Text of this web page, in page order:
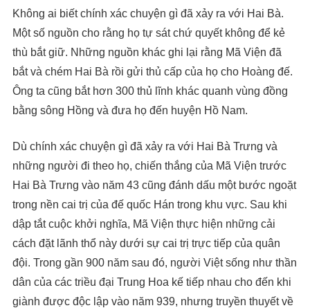
Không ai biết chính xác chuyện gì đã xảy ra với Hai Bà.
Một số nguồn cho rằng họ tự sát chứ quyết không để kẻ
thù bắt giữ. Những nguồn khác ghi lại rằng Mã Viện đã
bắt và chém Hai Bà rồi gửi thủ cấp của họ cho Hoàng đế.
Ông ta cũng bắt hơn 300 thủ lĩnh khác quanh vùng đồng
bằng sông Hồng và đưa họ đến huyện Hồ Nam.
Dù chính xác chuyện gì đã xảy ra với Hai Bà Trưng và
những người đi theo họ, chiến thắng của Mã Viện trước
Hai Bà Trưng vào năm 43 cũng đánh dấu một bước ngoặt
trong nền cai trị của đế quốc Hán trong khu vực. Sau khi
dập tắt cuộc khởi nghĩa, Mã Viện thực hiện những cải
cách đặt lãnh thổ này dưới sự cai trị trực tiếp của quân
đội. Trong gần 900 năm sau đó, người Việt sống như thần
dân của các triều đại Trung Hoa kế tiếp nhau cho đến khi
giành được độc lập vào năm 939, nhưng truyền thuyết về